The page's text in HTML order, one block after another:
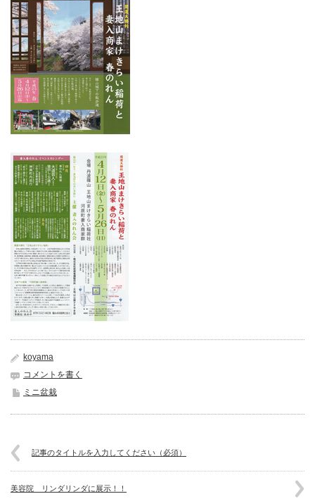
koyama
コメントを書く
ミニ盆栽
記事のタイトルを入力してください（必須）
美容院 リンダリンダに展示！！